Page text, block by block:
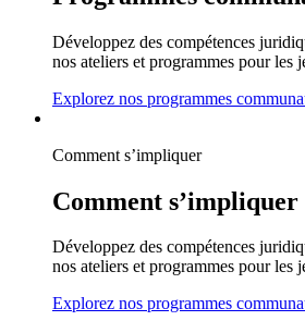
Développez des compétences
nos ateliers et programmes pour les
Explorez nos programmes
Comment s’impliquer
Comment s’impliquer
Développez des compétences
nos ateliers et programmes pour les
Explorez nos programmes
Bonne nouvelle !
l’avons discrètement lancé en version bêta
vous voyez quelque chose qui ne
info@ojen.ca